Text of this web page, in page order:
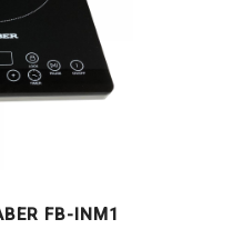
FB-INM1